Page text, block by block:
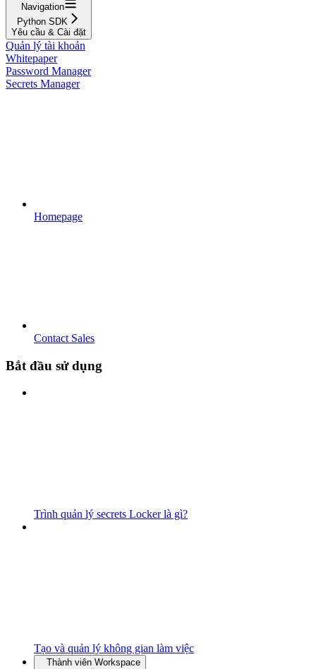
Navigation
Python SDK
Yêu cầu & Cài đặt
Quản lý tài khoản
Whitepaper
Password Manager
Secrets Manager
Homepage
Contact Sales
Bắt đầu sử dụng
Trình quản lý secrets Locker là gì?
Tạo và quản lý không gian làm việc
Thành viên Workspace